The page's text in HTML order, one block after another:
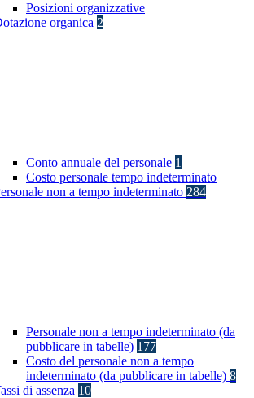
Posizioni organizzative
organica 2
Conto annuale del personale 1
Costo personale tempo indeterminato
non a tempo indeterminato 284
Personale non a tempo indeterminato (da
pubblicare in tabelle) 177
Costo del personale non a tempo
indeterminato (da pubblicare in tabelle) 8
di assenza 10